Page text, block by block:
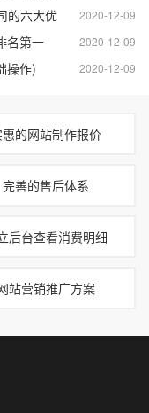
2020-12-09
的六大优
2020-12-09
名第一
2020-12-09
操作)
惠的网站制作报价
完善的售后体系
后台查看消费明细
站营销推广方案